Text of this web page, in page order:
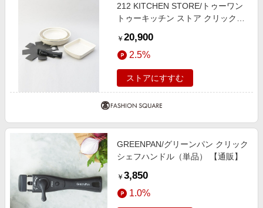
212 KITCHEN STORE/トゥーワン
トゥーキッチン ストア クリックシ
ーンパン＞ その他 00(FREE)
￥ 20,900
2.5%
ストアにすすむ
GREENPAN/グリーンパン クリック
シェフハンドル（単品） 【通販】
￥ 3,850
1.0%